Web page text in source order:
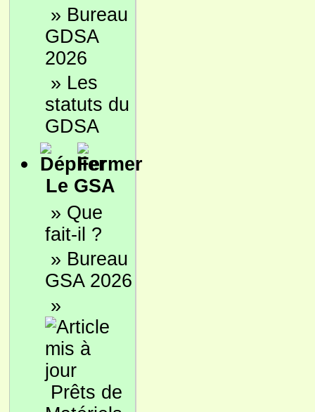
» Bureau
GDSA
2026
» Les
statuts du
GDSA
Le GSA
» Que
fait-il ?
» Bureau
GSA 2026
»
Prêts de